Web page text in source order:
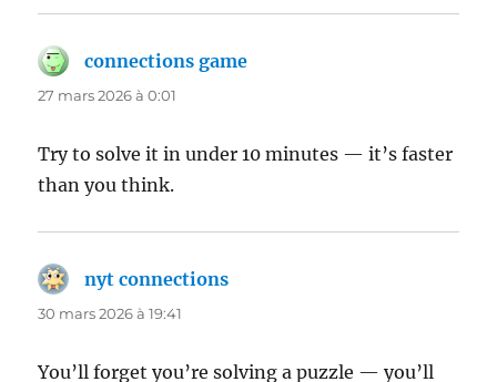
connections game
27 mars 2026 à 0:01
Try to solve it in under 10 minutes — it’s faster
than you think.
nyt connections
30 mars 2026 à 19:41
You’ll forget you’re solving a puzzle — you’ll